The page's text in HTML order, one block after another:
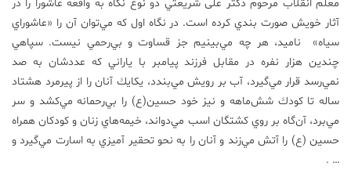
معلم انقلاب مرحوم دكتر علی شريعتي دو نوع نگاه به واقعه عاشورا را در
آثار خويش صورت بندي كرده است. در نگاه اول كه مي‌توان آن را «عاشوراي
سياه» ناميد، هر چه مي‌بينيم جز قساوت و بي‌رحمي نيست. سپاهي
چندين هزار نفره در مقابل فرزند پيامبر با ياراني كه عددشان به صد
نمي‌رسد قرار مي‌گيرد، آب بر رويش مي‌بندد، يكايك آنان را از پيرمرد هشتاد
ساله تا كودك شش‌ماهه و نيز خود حسين(ع) را بي‌رحمانه مي‌كشد و سر
مي‌برد، آن‌گاه بر روي كشتگان اسب مي‌دواند، خيمه‌هاي زنان و كودكان همراه
حسين (ع) را آتش مي‌زند و آنان را به نحو تحقير آميزي به اسارت مي‌گيرد و
… .